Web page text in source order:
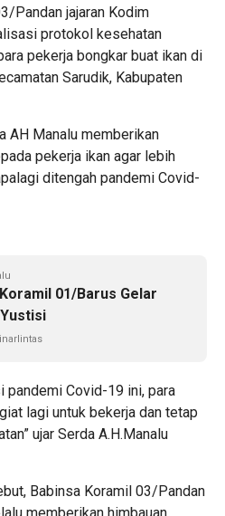
Pandan jajaran Kodim
protokol kesehatan
pekerja bongkar buat ikan di
Sarudik, Kabupaten
AH Manalu memberikan
pekerja ikan agar lebih
ditengah pandemi Covid-
01/Barus Gelar
pandemi Covid-19 ini, para
lagi untuk bekerja dan tetap
ujar Serda A.H.Manalu
Babinsa Koramil 03/Pandan